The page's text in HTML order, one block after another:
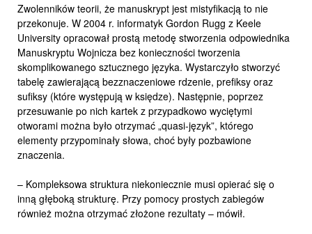
Zwolenników teorii, że manuskrypt jest mistyfikacją to nie
przekonuje. W 2004 r. informatyk Gordon Rugg z Keele
University opracował prostą metodę stworzenia odpowiednika
Manuskryptu Wojnicza bez konieczności tworzenia
skomplikowanego sztucznego języka. Wystarczyło stworzyć
tabelę zawierającą bezznaczeniowe rdzenie, prefiksy oraz
sufiksy (które występują w księdze). Następnie, poprzez
przesuwanie po nich kartek z przypadkowo wyciętymi
otworami można było otrzymać „quasi-język”, którego
elementy przypominały słowa, choć były pozbawione
znaczenia.
– Kompleksowa struktura niekoniecznie musi opierać się o
inną głęboką strukturę. Przy pomocy prostych zabiegów
również można otrzymać złożone rezultaty – mówił.